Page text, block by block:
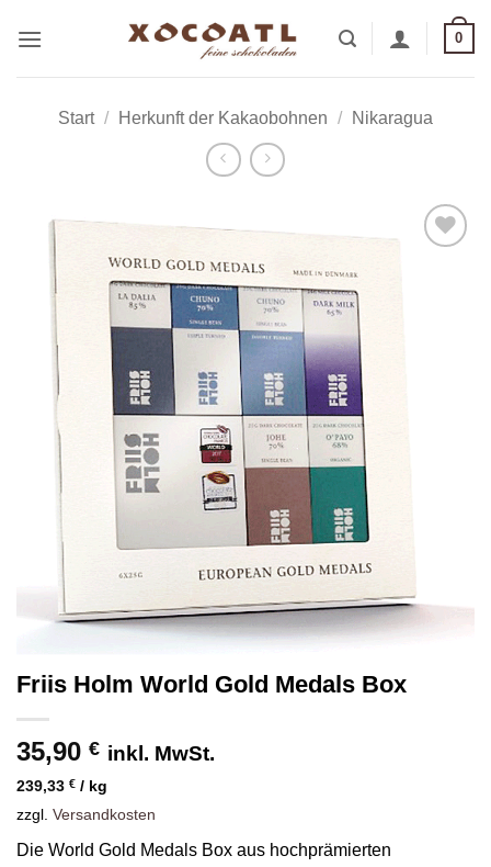
Inhalt
0
Start / Herkunft der Kakaobohnen / Nikaragua
Friis Holm World Gold Medals Box
35,90 € inkl. MwSt.
239,33 € / kg
zzgl. Versandkosten
Die World Gold Medals Box aus hochprämierten